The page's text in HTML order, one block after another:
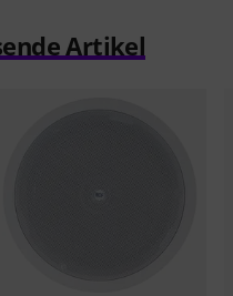
Artikel